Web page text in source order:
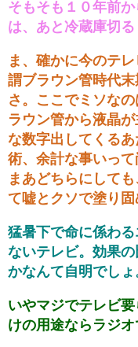
そもそも１０年前
は、あと冷蔵庫切る
ま、確かに今のテ
謂ブラウン管時代
さ。ここでミソな
ラウン管から液晶
な数字出してくる
術、余計な事いっ
まあどちらにして
て嘘とクソで塗り
猛暑下で命に係わ
ないテレビ。効果
かなんて自明でしょ
いやマジでテレビ
けの用途ならラジ